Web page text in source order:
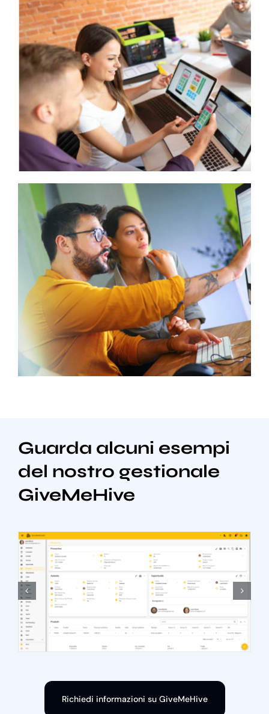
Guarda alcuni esempi
del nostro gestionale
GiveMeHive
Richiedi informazioni su GiveMeHive